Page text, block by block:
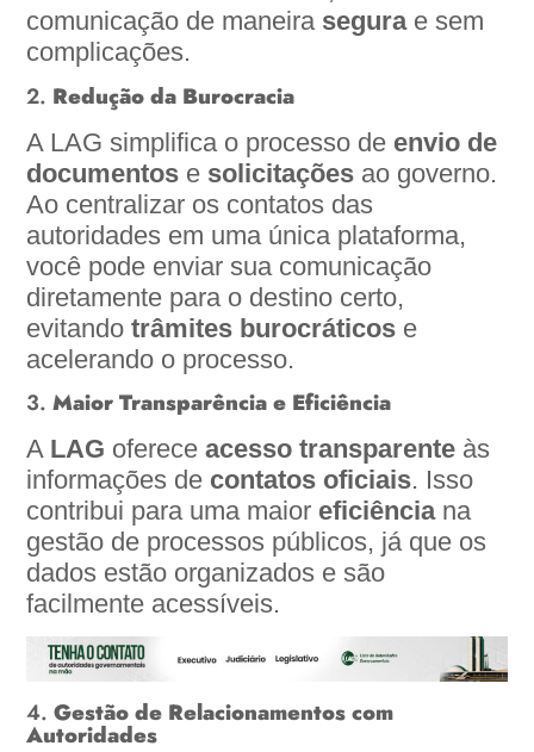
comunicação de maneira segurae sem
complicações.
2. Redução da Burocracia
A LAG simplifica o processo de envio de
documentos e solicitações ao governo.
Ao centralizar os contatos das
autoridades em uma única plataforma,
você pode enviar sua comunicação
diretamente para o destino certo,
evitandotrâmites burocráticos e
acelerando o processo.
3.Maior Transparência e Eficiência
A LAG ofereceacesso transparente às
informações de contatos oficiais. Isso
contribui para uma maior eficiênciana
gestão de processos públicos, já que os
dados estão organizados e são
facilmente acessíveis.
4.Gestão de Relacionamentos com
Autoridades